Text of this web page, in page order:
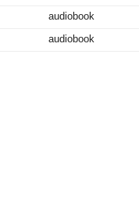
audiobook
audiobook